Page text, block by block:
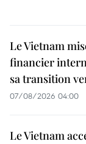
Le Vietnam
financier
sa transition
07/08/2026 04:00
Le Vietnam